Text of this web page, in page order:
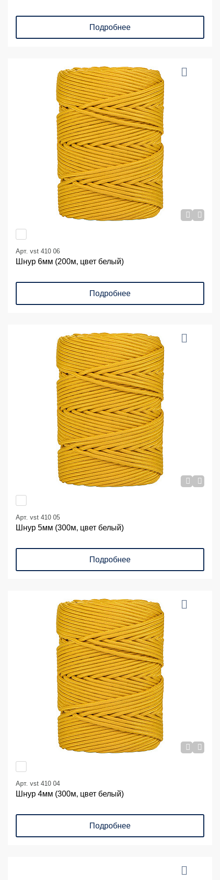
Подробнее
Арт. vst 410 06
Шнур 6мм (200м, цвет белый)
Подробнее
Арт. vst 410 05
Шнур 5мм (300м, цвет белый)
Подробнее
Арт. vst 410 04
Шнур 4мм (300м, цвет белый)
Подробнее